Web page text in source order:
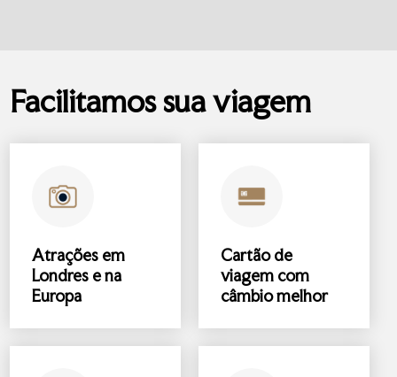
Facilitamos sua viagem
Atrações em
Londres e na
Europa
Cartão de
viagem com
câmbio melhor